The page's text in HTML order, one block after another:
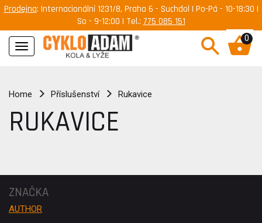
Prodejna: Internacionální 1231/8, Praha 6 - Suchdol | Po-Pá - 10-18:30 |
So - 9-12:00 | Tel.: 775 085 151
Navigace
0
Home Příslušenství Rukavice
RUKAVICE
ZNAČKA
AUTHOR